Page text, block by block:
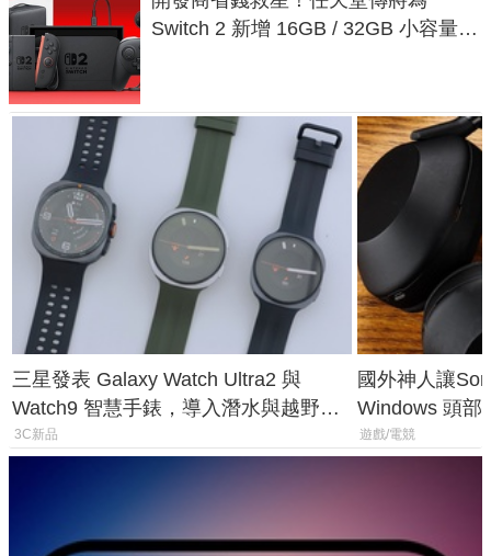
Switch 2 新增 16GB / 32GB 小容量遊
三星發表 Galaxy Watch Ultra2 與
Watch9 智慧手錶，導入潛水與越野跑
導航功能
3C新品
國外神人讓
Windows 頭部
飛行超有感
遊戲/電競